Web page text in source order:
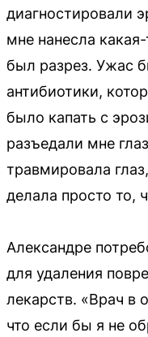
диагностировали
мне нанесла
был разрез. Ужас
антибиотики,
было капать с
разъедали мне
травмировала
делала просто то,
Александре
для удаления
лекарств. «Врач в
что если бы я не